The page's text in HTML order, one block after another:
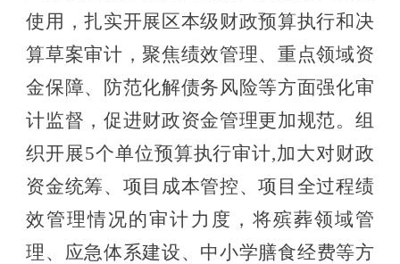
使用，扎实开展区本级财政预算执行和决
算草案审计，聚焦绩效管理、重点领域资
金保障、防范化解债务风险等方面强化审
计监督，促进财政资金管理更加规范。组
织开展5个单位预算执行审计,加大对财政
资金统筹、项目成本管控、项目全过程绩
效管理情况的审计力度，将殡葬领域管
理、应急体系建设、 中小学膳食经费等方